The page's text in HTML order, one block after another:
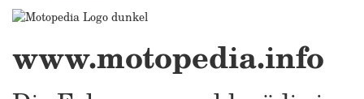
www.motopedia.info